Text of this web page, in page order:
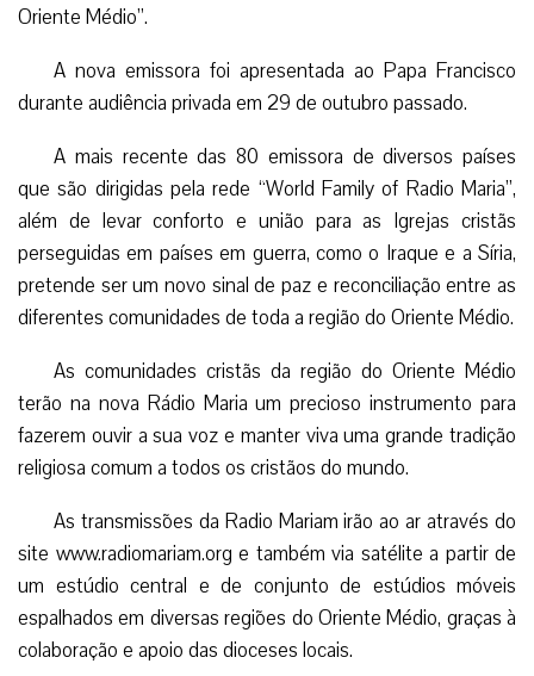
Oriente Médio”.
A nova emissora foi apresentada ao Papa Francisco
durante audiência privada em 29 de outubro passado.
A mais recente das 80 emissora de diversos países
que são dirigidas pela rede “World Family of Radio Maria”,
além de levar conforto e união para as Igrejas cristãs
perseguidas em países em guerra, como o Iraque e a Síria,
pretende ser um novo sinal de paz e reconciliação entre as
diferentes comunidades de toda a região do Oriente Médio.
As comunidades cristãs da região do Oriente Médio
terão na nova Rádio Maria um precioso instrumento para
fazerem ouvir a sua voz e manter viva uma grande tradição
religiosa comum a todos os cristãos do mundo.
As transmissões da Radio Mariam irão ao ar através do
site www.radiomariam.org e também via satélite a partir de
um estúdio central e de conjunto de estúdios móveis
espalhados em diversas regiões do Oriente Médio, graças à
colaboração e apoio das dioceses locais.